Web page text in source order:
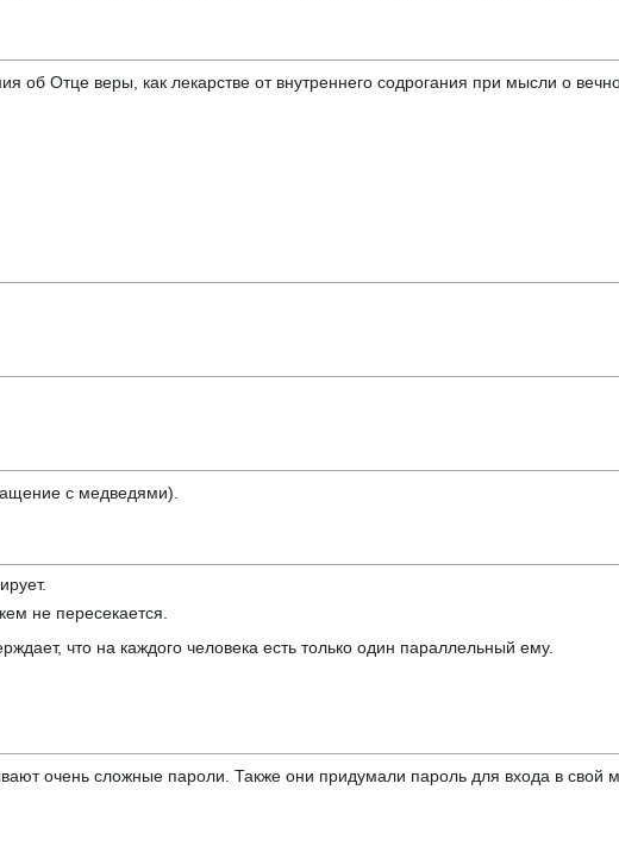
Отце веры, как лекарстве от внутреннего содрогания при мысли о
с медведями).
не пересекается.
что на каждого человека есть только один параллельный ему.
очень сложные пароли. Также они придумали пароль для входа в свой